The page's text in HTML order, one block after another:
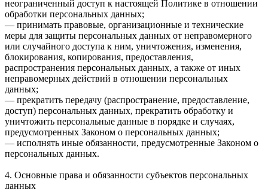
неограниченный доступ к настоящей Политике в отношении
обработки персональных данных;
— принимать правовые, организационные и технические
меры для защиты персональных данных от неправомерного
или случайного доступа к ним, уничтожения, изменения,
блокирования, копирования, предоставления,
распространения персональных данных, а также от иных
неправомерных действий в отношении персональных
данных;
— прекратить передачу (распространение, предоставление,
доступ) персональных данных, прекратить обработку и
уничтожить персональные данные в порядке и случаях,
предусмотренных Законом о персональных данных;
— исполнять иные обязанности, предусмотренные Законом о
персональных данных.
4. Основные права и обязанности субъектов персональных
данных